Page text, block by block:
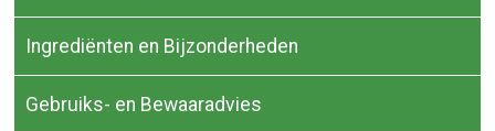
Ingrediënten en Bijzonderheden
Gebruiks- en Bewaaradvies